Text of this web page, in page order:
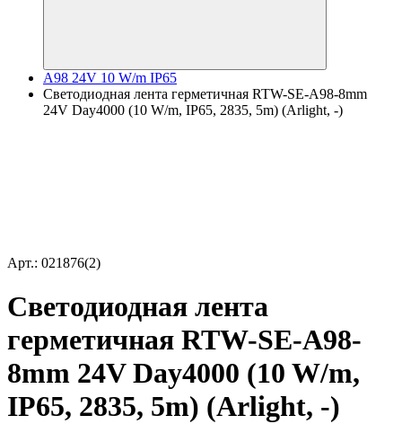
A98 24V 10 W/m IP65
Светодиодная лента герметичная RTW-SE-A98-8mm
24V Day4000 (10 W/m, IP65, 2835, 5m) (Arlight, -)
Арт.: 021876(2)
Светодиодная лента
герметичная RTW-SE-A98-
8mm 24V Day4000 (10 W/m,
IP65, 2835, 5m) (Arlight, -)